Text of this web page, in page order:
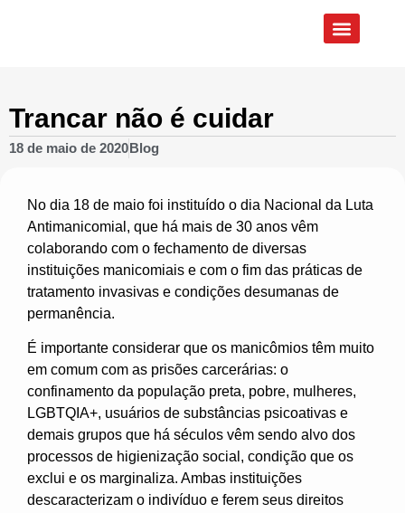
Trancar não é cuidar
18 de maio de 2020Blog
No dia 18 de maio foi instituído o dia Nacional da Luta
Antimanicomial, que há mais de 30 anos vêm
colaborando com o fechamento de diversas
instituições manicomiais e com o fim das práticas de
tratamento invasivas e condições desumanas de
permanência.
É importante considerar que os manicômios têm muito
em comum com as prisões carcerárias: o
confinamento da população preta, pobre, mulheres,
LGBTQIA+, usuários de substâncias psicoativas e
demais grupos que há séculos vêm sendo alvo dos
processos de higienização social, condição que os
exclui e os marginaliza. Ambas instituições
descaracterizam o indivíduo e ferem seus direitos